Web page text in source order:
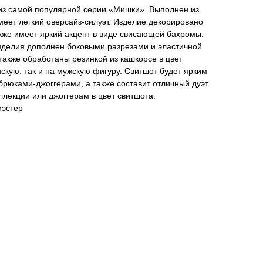
самой популярной серии «Мишки». Выполнен из
легкий оверсайз-силуэт. Изделие декорировано
имеет яркий акцент в виде свисающей бахромы.
дополнен боковыми разрезами и эластичной
обработаны резинкой из кашкорсе в цвет
так и на мужскую фигуру. Свитшот будет ярким
джоггерами, а также составит отличный дуэт
или джоггерам в цвет свитшота.